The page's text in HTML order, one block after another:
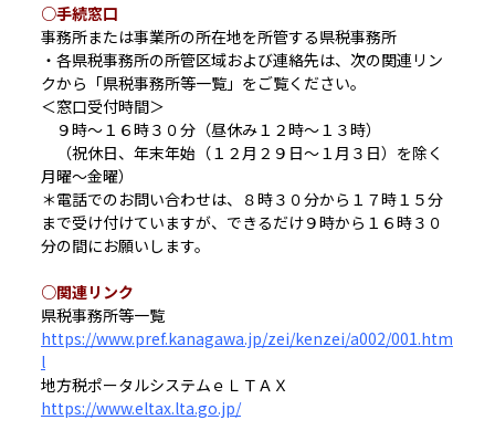
○手続窓口
事務所または事業所の所在地を所管する県税事務所
・各県税事務所の所管区域および連絡先は、次の関連リン
クから「県税事務所等一覧」をご覧ください。
＜窓口受付時間＞
９時～１６時３０分（昼休み１２時～１３時）
（祝休日、年末年始（１２月２９日～１月３日）を除く
月曜～金曜）
＊電話でのお問い合わせは、８時３０分から１７時１５分
まで受け付けていますが、できるだけ９時から１６時３０
分の間にお願いします。
○関連リンク
県税事務所等一覧
https://www.pref.kanagawa.jp/zei/kenzei/a002/001.htm
l
地方税ポータルシステムｅＬＴＡＸ
https://www.eltax.lta.go.jp/